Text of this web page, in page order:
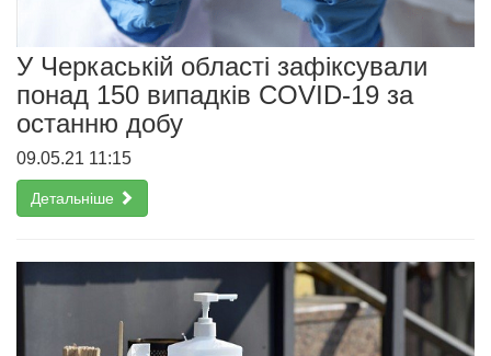
У Черкаській області зафіксували
понад 150 випадків COVID-19 за
останню добу
09.05.21 11:15
Детальніше